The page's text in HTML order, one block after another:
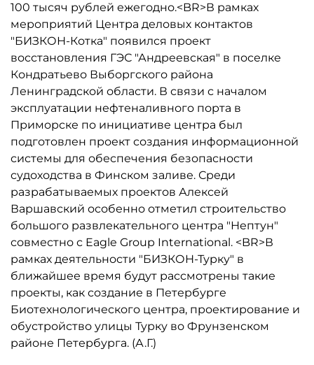
100 тысяч рублей ежегодно.<BR>В рамках
мероприятий Центра деловых контактов
"БИЗКОН-Котка" появился проект
восстановления ГЭС "Андреевская" в поселке
Кондратьево Выборгского района
Ленинградской области. В связи с началом
эксплуатации нефтеналивного порта в
Приморске по инициативе центра был
подготовлен проект создания информационной
системы для обеспечения безопасности
судоходства в Финском заливе. Среди
разрабатываемых проектов Алексей
Варшавский особенно отметил строительство
большого развлекательного центра "Нептун"
совместно с Eagle Group International. <BR>В
рамках деятельности "БИЗКОН-Турку" в
ближайшее время будут рассмотрены такие
проекты, как создание в Петербурге
Биотехнологического центра, проектирование и
обустройство улицы Турку во Фрунзенском
районе Петербурга. (А.Г.)